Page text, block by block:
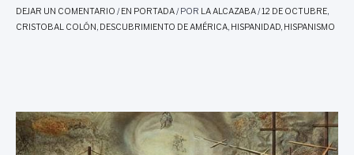
DEJAR UN COMENTARIO /EN PORTADA/ POR LA ALCAZABA/12 DE OCTUBRE,
CRISTOBAL COLÓN, DESCUBRIMIENTO DE AMÉRICA, HISPANIDAD, HISPANISMO